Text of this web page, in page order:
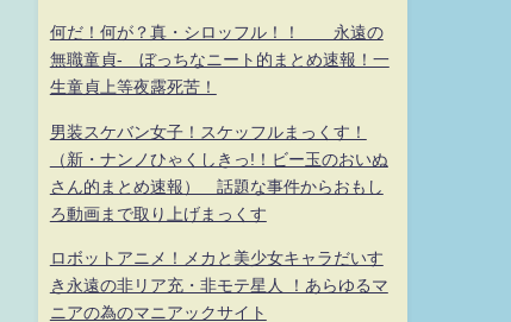
何だ！何が？真・シロッフル！！ 永遠の
無職童貞- ぼっちなニート的まとめ速報！一
生童貞上等夜露死苦！
男装スケバン女子！スケッフルまっくす！
（新・ナンノひゃくしきっ!！ビー玉のおいぬ
さん的まとめ速報） 話題な事件からおもし
ろ動画まで取り上げまっくす
ロボットアニメ！メカと美少女キャラだいす
き永遠の非リア充・非モテ星人 ！あらゆるマ
ニアの為のマニアックサイト